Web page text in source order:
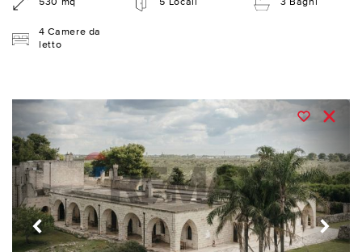
530 mq 5 Locali 3 Bagni
4 Camere da
letto